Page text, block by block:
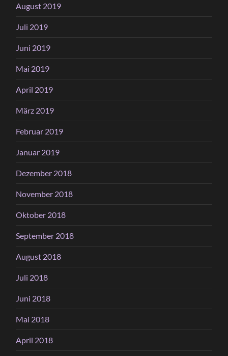
August 2019
Juli 2019
Juni 2019
Mai 2019
April 2019
März 2019
Februar 2019
Januar 2019
Dezember 2018
November 2018
Oktober 2018
September 2018
August 2018
Juli 2018
Juni 2018
Mai 2018
April 2018